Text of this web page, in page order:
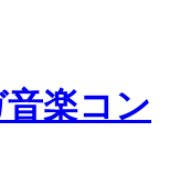
楽コン